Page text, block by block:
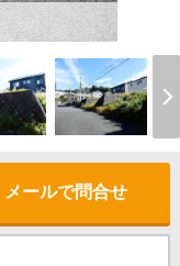
メールで問合せ